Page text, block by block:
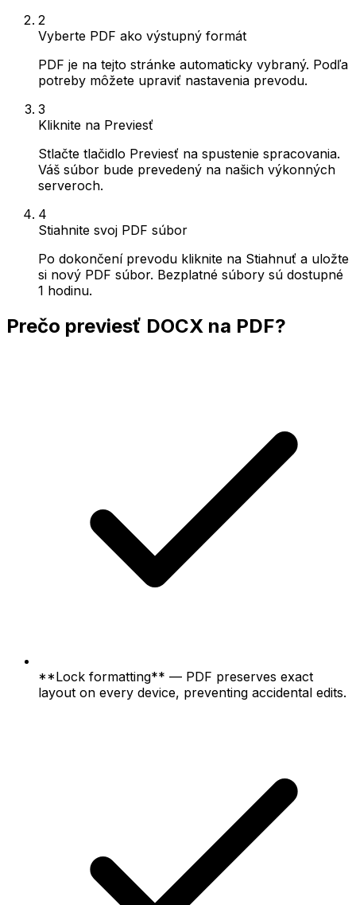
2
Vyberte PDF ako výstupný formát
PDF je na tejto stránke automaticky vybraný. Podľa
potreby môžete upraviť nastavenia prevodu.
3
Kliknite na Previesť
Stlačte tlačidlo Previesť na spustenie spracovania.
Váš súbor bude prevedený na našich výkonných
serveroch.
4
Stiahnite svoj PDF súbor
Po dokončení prevodu kliknite na Stiahnuť a uložte
si nový PDF súbor. Bezplatné súbory sú dostupné
1 hodinu.
Prečo previesť DOCX na PDF?
**Lock formatting** — PDF preserves exact
layout on every device, preventing accidental edits.